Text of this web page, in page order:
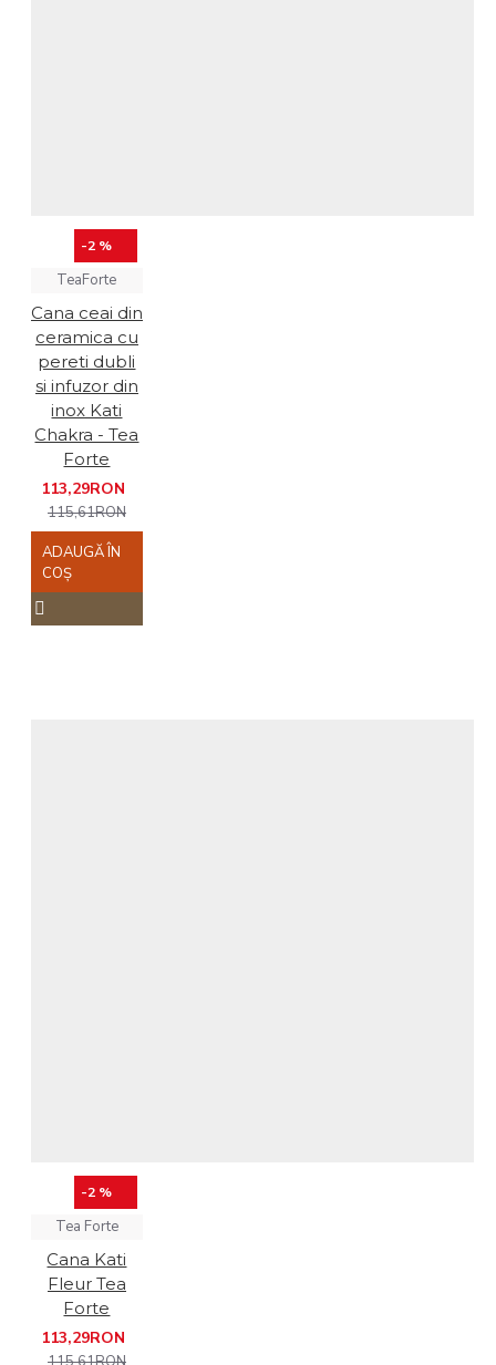
-2 %
TeaForte
Cana ceai din
ceramica cu
pereti dubli
si infuzor din
inox Kati
Chakra - Tea
Forte
113,29RON
115,61RON
ADAUGĂ ÎN
COŞ
-2 %
Tea Forte
Cana Kati
Fleur Tea
Forte
113,29RON